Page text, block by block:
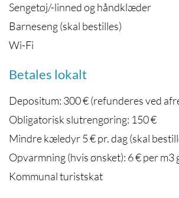
Sengetøj/-linned og håndklæder
Barneseng (skal bestilles)
Wi-Fi
Betales lokalt
Depositum: 300 € (refunderes ved
Obligatorisk slutrengøring: 150 €
Mindre kæledyr 5 € pr. dag (skal
Opvarmning (hvis ønsket): 6 € per m3
Kommunal turistskat